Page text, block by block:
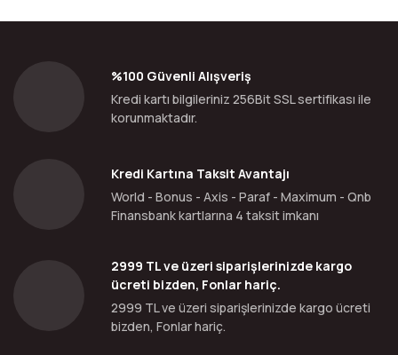
%100 Güvenli Alışveriş
Kredi kartı bilgileriniz 256Bit SSL sertifikası ile
korunmaktadır.
Kredi Kartına Taksit Avantajı
World - Bonus - Axis - Paraf - Maximum - Qnb
Finansbank kartlarına 4 taksit imkanı
2999 TL ve üzeri siparişlerinizde kargo
ücreti bizden, Fonlar hariç.
2999 TL ve üzeri siparişlerinizde kargo ücreti
bizden, Fonlar hariç.